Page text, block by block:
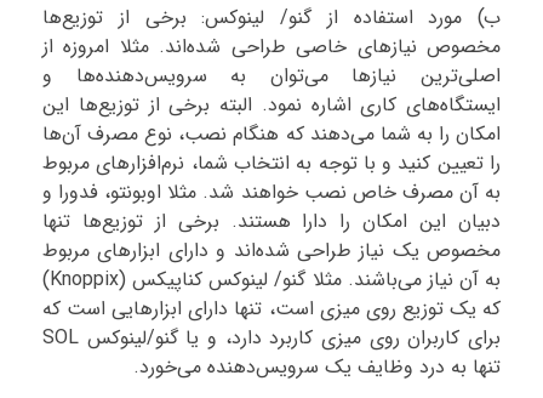
ب) مورد استفاده از گنو/ لینوکس: برخی از توزیع‌ها
مخصوص نیازهای خاصی طراحی شده‌اند. مثلا امروزه از
اصلی‌ترین نیازها می‌توان به سرویس‌دهنده‌ها و
ایستگاه‌های کاری اشاره نمود. البته برخی از توزیع‌ها این
امکان را به شما می‌دهند که هنگام نصب، نوع مصرف آن‌ها
را تعیین کنید و با توجه به انتخاب شما، نرم‌افزارهای مربوط
به آن مصرف خاص نصب خواهند شد. مثلا اوبونتو، فدورا و
دبیان این امکان را دارا هستند. برخی از توزیع‌ها تنها
مخصوص یک نیاز طراحی شده‌اند و دارای ابزارهای مربوط
به آن نیاز می‌باشند. مثلا گنو/ لینوکس کناپیکس (Knoppix)
که یک توزیع روی میزی است، تنها دارای ابزارهایی است که
برای کاربران روی میزی کاربرد دارد، و یا گنو/لینوکس SOL
تنها به درد وظایف یک سرویس‌دهنده می‌خورد.